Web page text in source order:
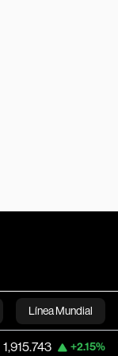
Línea Mundial
Bloomberg
+2.15% Visa